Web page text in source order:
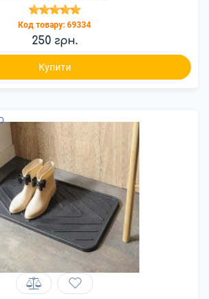
Код товару: 69334
250 грн.
Купити